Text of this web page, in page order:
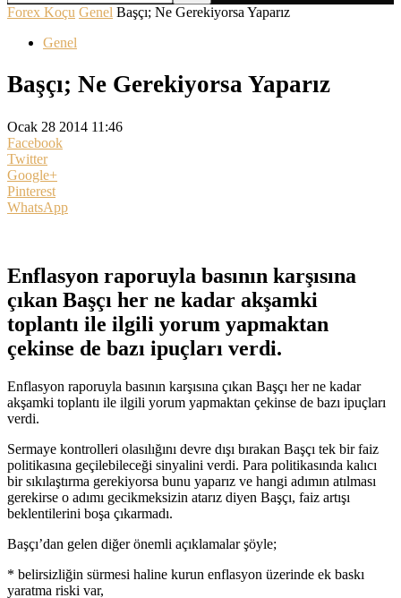
Forex Koçu Genel Başçı; Ne Gerekiyorsa Yaparız
Genel
Başçı; Ne Gerekiyorsa Yaparız
Ocak 28 2014 11:46
Facebook
Twitter
Google+
Pinterest
WhatsApp
Enflasyon raporuyla basının karşısına
çıkan Başçı her ne kadar akşamki
toplantı ile ilgili yorum yapmaktan
çekinse de bazı ipuçları verdi.
Enflasyon raporuyla basının karşısına çıkan Başçı her ne kadar
akşamki toplantı ile ilgili yorum yapmaktan çekinse de bazı ipuçları
verdi.
Sermaye kontrolleri olasılığını devre dışı bırakan Başçı tek bir faiz
politikasına geçilebileceği sinyalini verdi. Para politikasında kalıcı
bir sıkılaştırma gerekiyorsa bunu yaparız ve hangi adımın atılması
gerekirse o adımı gecikmeksizin atarız diyen Başçı, faiz artışı
beklentilerini boşa çıkarmadı.
Başçı’dan gelen diğer önemli açıklamalar şöyle;
* belirsizliğin sürmesi haline kurun enflasyon üzerinde ek baskı
yaratma riski var,